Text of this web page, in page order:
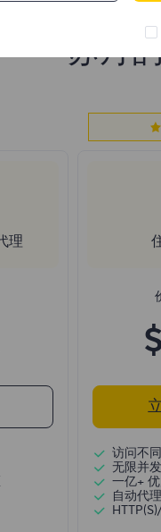
苏丹
理
访问不
无限并
一亿+
自动代